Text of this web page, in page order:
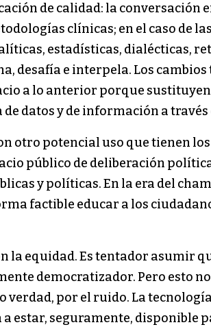
de calidad: la conversación
clínicas; en el caso de
estadísticas, dialécticas,
desafía e interpela. Los
a lo anterior porque
datos y de información a
otro potencial uso que tienen
público de deliberación
y políticas. En la era del
factible educar a los
la equidad. Es tentador asumir
democratizador. Pero esto
verdad, por el ruido. La
estar, seguramente, disponible